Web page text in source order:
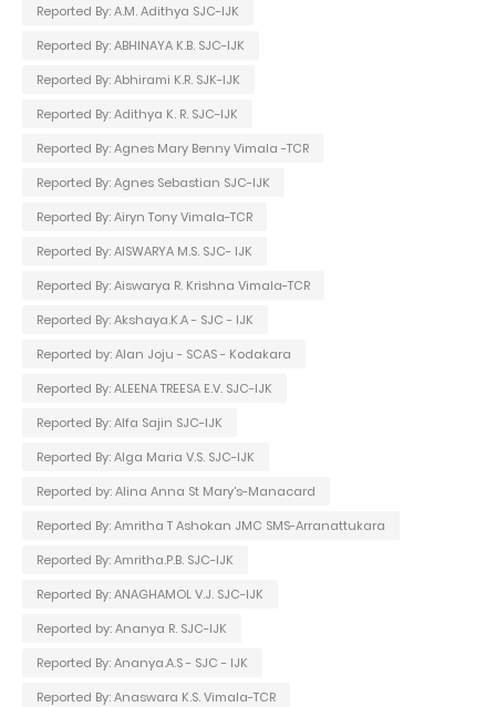
Reported By: A.M. Adithya SJC-IJK
Reported By: ABHINAYA K.B. SJC-IJK
Reported By: Abhirami K.R. SJK-IJK
Reported By: Adithya K. R. SJC-IJK
Reported By: Agnes Mary Benny Vimala -TCR
Reported By: Agnes Sebastian SJC-IJK
Reported By: Airyn Tony Vimala-TCR
Reported By: AISWARYA M.S. SJC- IJK
Reported By: Aiswarya R. Krishna Vimala-TCR
Reported By: Akshaya.K.A - SJC - IJK
Reported by: Alan Joju - SCAS - Kodakara
Reported By: ALEENA TREESA E.V. SJC-IJK
Reported By: Alfa Sajin SJC-IJK
Reported By: Alga Maria V.S. SJC-IJK
Reported by: Alina Anna St Mary's-Manacard
Reported By: Amritha T Ashokan JMC SMS-Arranattukara
Reported By: Amritha.P.B. SJC-IJK
Reported By: ANAGHAMOL V.J. SJC-IJK
Reported by: Ananya R. SJC-IJK
Reported By: Ananya.A.S - SJC - IJK
Reported By: Anaswara K.S. Vimala-TCR